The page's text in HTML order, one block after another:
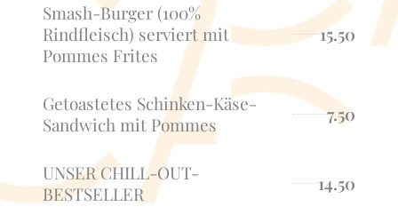
Smash-Burger (100%
Rindfleisch) serviert mit
Pommes Frites
15.50
Getoastetes Schinken-Käse-
Sandwich mit Pommes
7.50
UNSER CHILL-OUT-
BESTSELLER
14.50